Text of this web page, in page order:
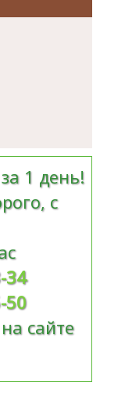
1 день!
с
34
50
сайте